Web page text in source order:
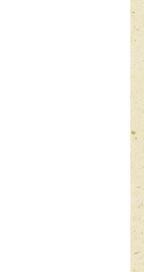
"первая
диапазоном
искусств
Свободы
и
других